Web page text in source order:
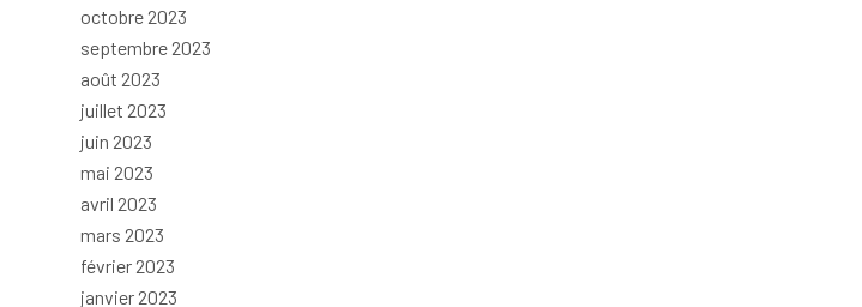
octobre 2023
septembre 2023
août 2023
juillet 2023
juin 2023
mai 2023
avril 2023
mars 2023
février 2023
janvier 2023